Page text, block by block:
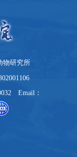
物研究所
Email：